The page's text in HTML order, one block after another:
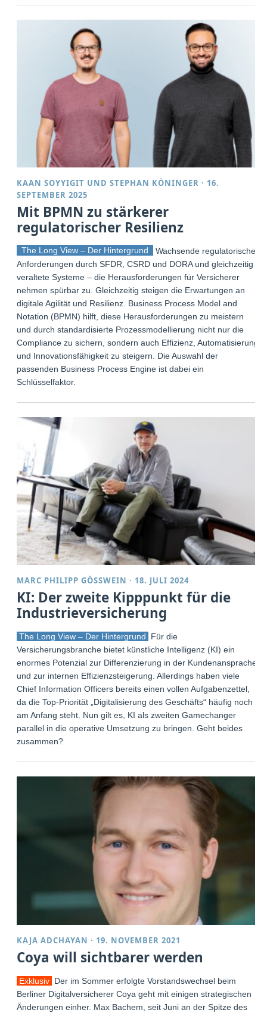
KAAN SOYYIGIT UNDSTEPHAN KÖNINGER · 16.
SEPTEMBER 2025
Mit BPMN zu stärkerer
regulatorischer Resilienz
The Long View – Der Hintergrund
Wachsende regulatorische
Anforderungen durch SFDR, CSRD und DORA und gleichzeitig
veraltete Systeme – die Herausforderungen für Versicherer
nehmen spürbar zu. Gleichzeitig steigen die Erwartungen an
digitale Agilität und Resilienz. Business Process Model and
Notation (BPMN) hilft, diese Herausforderungen zu meistern
und durch standardisierte Prozessmodellierung nicht nur die
Compliance zu sichern, sondern auch Effizienz, Automatisierung
und Innovationsfähigkeit zu steigern. Die Auswahl der
passenden Business Process Engine ist dabei ein
Schlüsselfaktor.
MARC PHILIPP GÖSSWEIN · 18. JULI 2024
KI: Der zweite Kipppunkt für die
Industrieversicherung
The Long View – Der Hintergrund
Für die
Versicherungsbranche bietet künstliche Intelligenz (KI) ein
enormes Potenzial zur Differenzierung in der Kundenansprache
und zur internen Effizienzsteigerung. Allerdings haben viele
Chief Information Officers bereits einen vollen Aufgabenzettel,
da die Top-Priorität „Digitalisierung des Geschäfts“ häufig noch
am Anfang steht. Nun gilt es, KI als zweiten Gamechanger
parallel in die operative Umsetzung zu bringen. Geht beides
zusammen?
KAJA ADCHAYAN · 19. NOVEMBER 2021
Coya will sichtbarer werden
Exklusiv Der im Sommer erfolgte Vorstandswechsel beim
Berliner Digitalversicherer Coya geht mit einigen strategischen
Änderungen einher. Max Bachem, seit Juni an der Spitze des